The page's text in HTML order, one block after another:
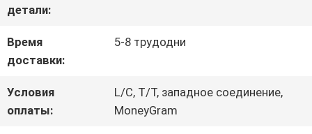
С
НАМИ
ЗАПРОСИТЕ
детали:
Время
доставки:
5-8 трудодни
Условия
оплаты:
L/C, T/T, западное соединение,
MoneyGram